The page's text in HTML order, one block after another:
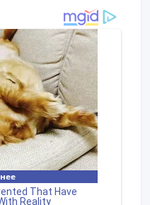
альтернативой